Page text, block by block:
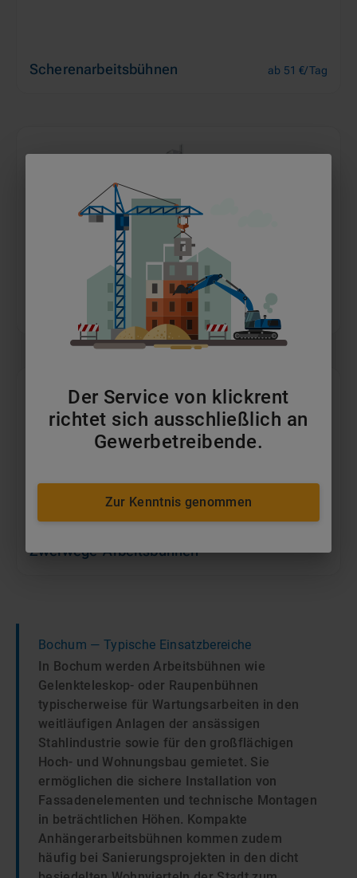
Scherenarbeitsbühnen ab 51 €/Tag
Vertikalbühnen ab 38 €/Tag
Zweiwege-Arbeitsbühnen
Bochum — Typische Einsatzbereiche
In Bochum werden Arbeitsbühnen wie
Gelenkteleskop- oder Raupenbühnen
typischerweise für Wartungsarbeiten in den
weitläufigen Anlagen der ansässigen
Stahlindustrie sowie für den großflächigen
Hoch- und Wohnungsbau gemietet. Sie
ermöglichen die sichere Installation von
Fassadenelementen und technische Montagen
in beträchtlichen Höhen. Kompakte
Anhängerarbeitsbühnen kommen zudem
häufig bei Sanierungsprojekten in den dicht
Der Service von klickrent
richtet sich ausschließlich an
Gewerbetreibende.
Zur Kenntnis genommen